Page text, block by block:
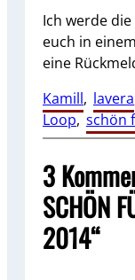
Ich werde
euch in
eine
Kamill, lavera
Loop, schön
3
SCHÖN
2014“